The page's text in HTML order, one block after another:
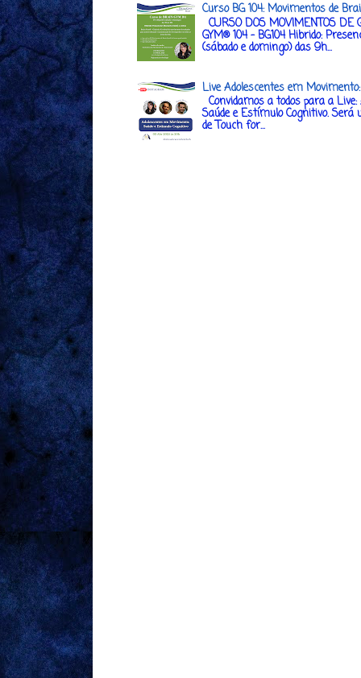
Curso BG 104: Movimentos de
CURSO DOS MOVIMENTOS DE
GYM® 104 - BG104 Hibrido:
(sábado e domingo) das 9h...
Live Adolescentes em
Convidamos a todos para a
Saúde e Estímulo Cognitivo.
de Touch for...